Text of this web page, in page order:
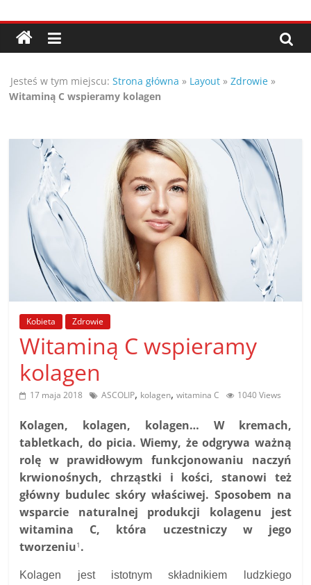
do
treści
Porady,
wskazówki
oraz
ciekawe
rady
poznaj
te
poradniki.
Porady
praktyczne
wskazówki
poradniki
na
każdy
temat
Jesteś w tym miejscu: Strona główna » Layout »Zdrowie »
Witaminą C wspieramy kolagen
Kobieta Zdrowie
Witaminą C wspieramy
kolagen
17 maja 2018 ASCOLIP, kolagen,witamina C 1040 Views
Kolagen, kolagen, kolagen… W kremach,
tabletkach, do picia. Wiemy, że odgrywa ważną
rolę w prawidłowym funkcjonowaniu naczyń
krwionośnych, chrząstki i kości, stanowi też
główny budulec skóry właściwej. Sposobem na
wsparcie naturalnej produkcji kolagenu jest
witamina C, która uczestniczy w jego
tworzeniu1 .
Kolagen jest istotnym składnikiem ludzkiego